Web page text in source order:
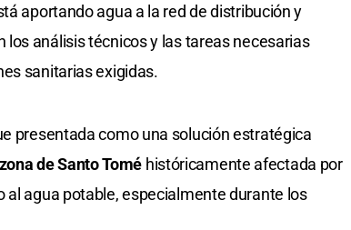
aportando agua a la red de distribución y
análisis técnicos y las tareas necesarias
sanitarias exigidas.
presentada como una solución estratégica
de Santo Tomé históricamente afectada por
agua potable, especialmente durante los